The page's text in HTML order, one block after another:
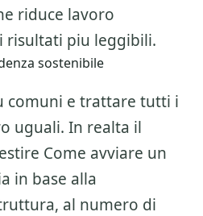
riduce lavoro
risultati piu leggibili.
sostenibile
comuni e trattare tutti i
uguali. In realta il
Come avviare un
in base alla
al numero di